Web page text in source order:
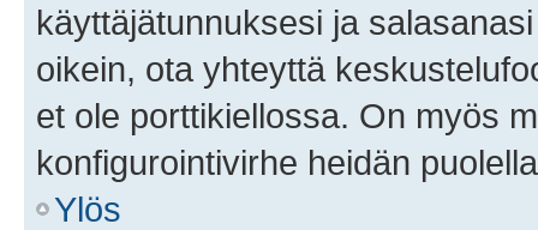
käyttäjätunnuksesi ja
oikein, ota yhteyttä
et ole porttikiellossa. On myös
konfigurointivirhe heidän
Ylös